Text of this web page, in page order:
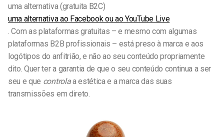
uma alternativa (gratuita B2C)
uma alternativa ao Facebook ou ao YouTube Live
. Com as plataformas gratuitas – e mesmo com algumas
plataformas B2B profissionais – está preso à marca e aos
logótipos do anfitrião, e não ao seu conteúdo propriamente
dito. Quer ter a garantia de que o seu conteúdo continua a ser
seu e que controlaa estética e a marca das suas
transmissões em direto.